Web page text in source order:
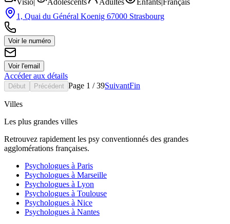
Visio Adolescents Adultes Enfants Français
1, Quai du Général Koenig 67000 Strasbourg
Voir le numéro
Voir l'email
Accéder aux détails
Début Précédent Page 1 /39SuivantFin
Villes
Les plus grandes villes
Retrouvez rapidement les psy conventionnés des grandes
agglomérations françaises.
Psychologues à Paris
Psychologues à Marseille
Psychologues à Lyon
Psychologues à Toulouse
Psychologues à Nice
Psychologues à Nantes